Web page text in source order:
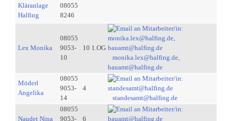
Kläranlage
Halfing
08055
8246
Lex Monika
08055
9053-
10
10 1.OG
monika.lex@halfing.de,
bauamt@halfing.de
Möderl
Angelika
08055
9053-
14
4
standesamt@halfing.de
Naudet Nina
08055
9053-
6